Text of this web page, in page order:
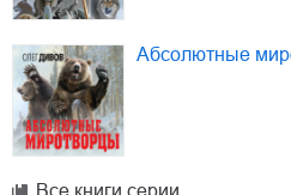
Абсолютные